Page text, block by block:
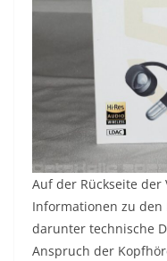
Auf der Rückseite
Informationen zu den
darunter technische
Anspruch der